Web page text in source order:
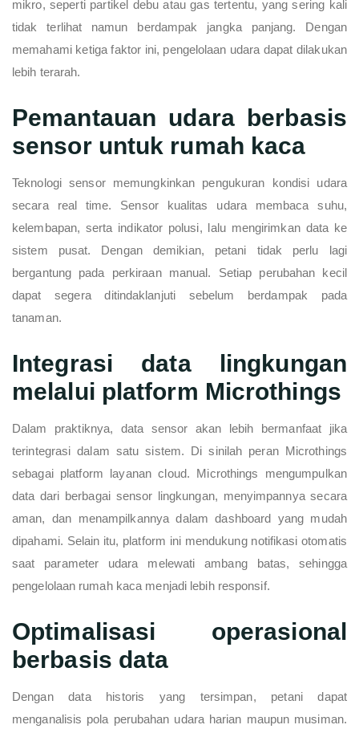
mikro, seperti partikel debu atau gas tertentu, yang sering kali
tidak terlihat namun berdampak jangka panjang. Dengan
memahami ketiga faktor ini, pengelolaan udara dapat dilakukan
lebih terarah.
Pemantauan udara berbasis
sensor untuk rumah kaca
Teknologi sensor memungkinkan pengukuran kondisi udara
secara real time. Sensor kualitas udara membaca suhu,
kelembapan, serta indikator polusi, lalu mengirimkan data ke
sistem pusat. Dengan demikian, petani tidak perlu lagi
bergantung pada perkiraan manual. Setiap perubahan kecil
dapat segera ditindaklanjuti sebelum berdampak pada
tanaman.
Integrasi data lingkungan
melalui platform Microthings
Dalam praktiknya, data sensor akan lebih bermanfaat jika
terintegrasi dalam satu sistem. Di sinilah peran Microthings
sebagai platform layanan cloud. Microthings mengumpulkan
data dari berbagai sensor lingkungan, menyimpannya secara
aman, dan menampilkannya dalam dashboard yang mudah
dipahami. Selain itu, platform ini mendukung notifikasi otomatis
saat parameter udara melewati ambang batas, sehingga
pengelolaan rumah kaca menjadi lebih responsif.
Optimalisasi operasional
berbasis data
Dengan data historis yang tersimpan, petani dapat
menganalisis pola perubahan udara harian maupun musiman.